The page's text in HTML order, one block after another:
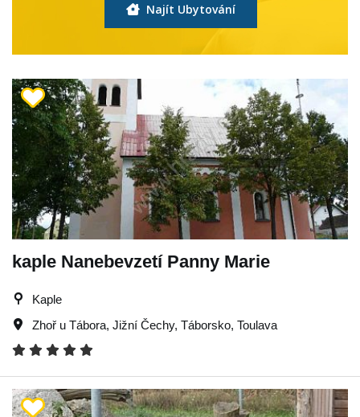
Najít Ubytování
kaple Nanebevzetí Panny Marie
Kaple
Zhoř u Tábora, Jižní Čechy, Táborsko, Toulava